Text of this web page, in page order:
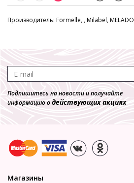
Производитель: Formelle, , Milabel, MELADO
Подпишитесь на новости и получайте
информацию одействующих акциях
Магазины